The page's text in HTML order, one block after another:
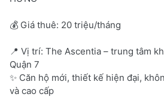
💰 Giá thuê: 20 triệu/tháng
📍 Vị trí: The Ascentia – trung tâm
Quận 7
✨ Căn hộ mới, thiết kế hiện đại,
và cao cấp